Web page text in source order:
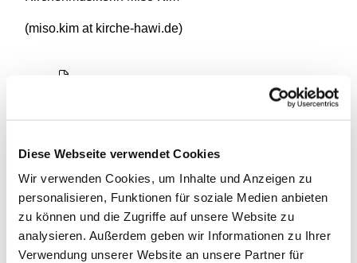
Diese Webseite verwendet Cookies
Wir verwenden Cookies, um Inhalte und Anzeigen zu
personalisieren, Funktionen für soziale Medien anbieten
zu können und die Zugriffe auf unsere Website zu
analysieren. Außerdem geben wir Informationen zu Ihrer
Verwendung unserer Website an unsere Partner für
(miso.kim at kirche-hawi.de)